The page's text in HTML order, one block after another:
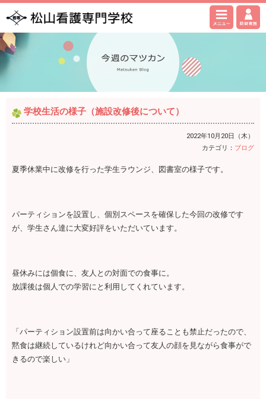
学校生活の様子（施設改修後について）
2022年10月20日（木）
カテゴリ： ブログ
夏季休業中に改修を行った学生ラウンジ、図書室の様子です。
パーティションを設置し、個別スペースを確保した今回の改修です
が、学生さん達に大変好評をいただいています。
昼休みには個食に、友人との対面での食事に。
放課後は個人での学習にと利用してくれています。
「パーティション設置前は向かい合って座ることも禁止だったので、
黙食は継続しているけれど向かい合って友人の顔を見ながら食事がで
きるので楽しい」